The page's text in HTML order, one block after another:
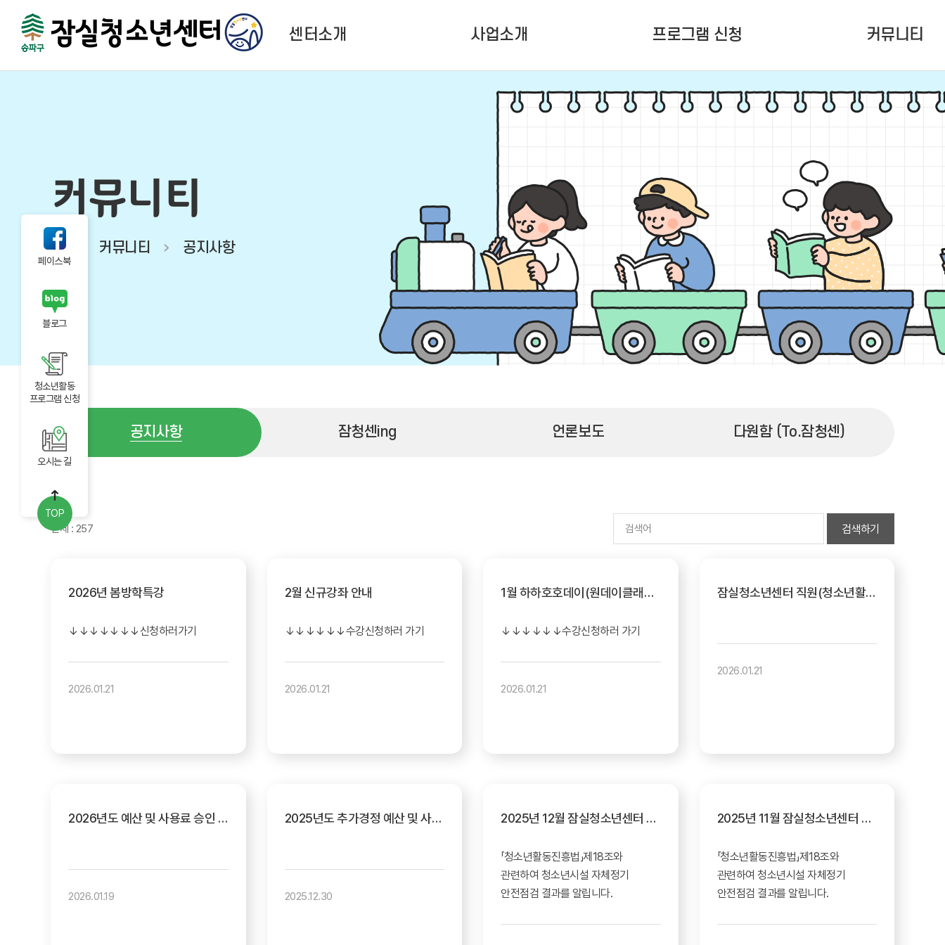
센터소개 사업소개
청소년활동사업
청소년성장사업
대관사업
프로그램 신청
여름학기(6~8월) 정규강좌
커뮤니티
공지사항
다원함 (To.잠청센)
페이스북
블로그
청소년활동
프로그램 신청
오시는 길
TOP
커뮤니티
커뮤니티 공지사항
공지사항 잠청센ing 언론보도 다원함 (To.잠청센)
전체 : 257 검색하기
2026년 봄방학특강
↓↓↓↓↓↓↓신청하러가기
2026.01.21
2월 신규강좌 안내
↓↓↓↓↓↓수강신청하러 가기
2026.01.21
1월 하하호호데이(원데이클래스) 수강생 모집
↓↓↓↓↓↓수강신청하러 가기
2026.01.21
잠실청소년센터 직원(청소년활동담당) 채용 공고
2026.01.21
2026년도 예산 및 사용료 승인 고시
2026.01.19
2025년도 추가경정 예산 및 사용료 고시
2025.12.30
2025년 12월 잠실청소년센터 안전점검표 공지
「청소년활동진흥법」제18조와
관련하여 청소년시설 자체정기
안전점검 결과를 알립니다.
2025년 11월 잠실청소년센터 안전점검표 공지
「청소년활동진흥법」제18조와
관련하여 청소년시설 자체정기
안전점검 결과를 알립니다.